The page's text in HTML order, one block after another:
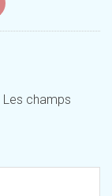
Les champs